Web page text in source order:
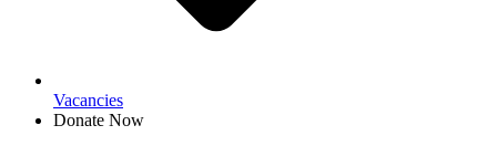
Vacancies
Donate Now